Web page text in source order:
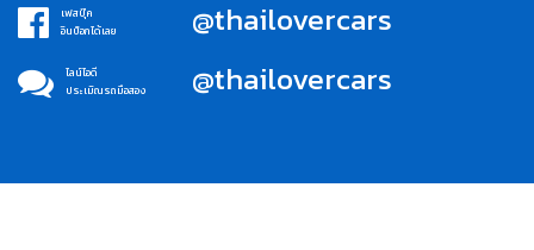
เฟสบุ๊ค
อินบ็อกได้เลย
@thailovercars
ไลน์ไอดี
ประเมิณรถมือสอง
@thailovercars